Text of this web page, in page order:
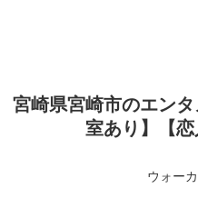
宮崎県宮崎市のエン
室あり】【恋
ウォー